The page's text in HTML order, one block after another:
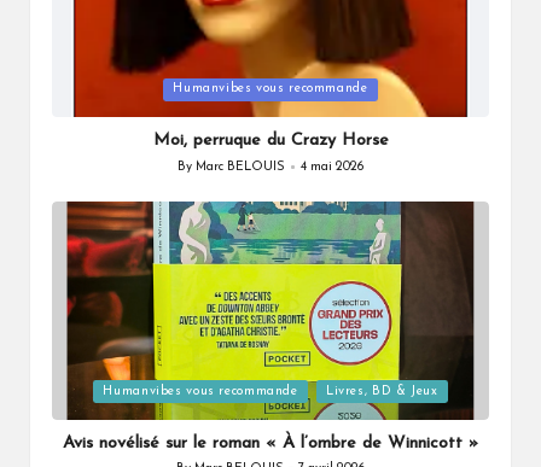
in
Humanvibes vous recommande
Moi, perruque du Crazy Horse
Posted
By Marc BELOUIS 4 mai 2026
Posted
in
Humanvibes vous recommande Livres, BD & Jeux
Avis novélisé sur le roman « À l’ombre de Winnicott »